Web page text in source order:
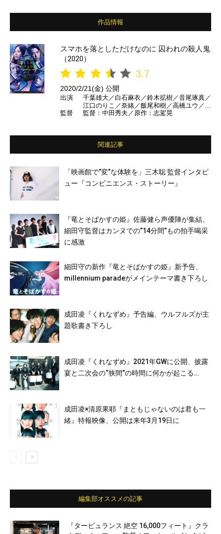
作品情報
スマホを落としただけなのに 囚われの殺人鬼
（2020）
3.7
2020/2/21(金) 公開
出演
千葉雄大／白石麻衣／鈴木拡樹／音尾琢真／
江口のりこ／奈緒／飯尾和樹／高橋ユウ／k
o-dai／平子祐希／谷川りさこ／アキラ100%
監督 監督：中田秀夫／原作：志駕晃
関連記事
「映画館で”変”な体験を」三木聡 監督インタビ
ュー『コンビニエンス・ストーリー』
『竜とそばかすの姫』佐藤健ら声優陣が集結、
細田守監督はカンヌでの”14分間”もの拍手喝采
に感激
細田守の新作『竜とそばかすの姫』新予告、
millennium paradeがメインテーマ書き下ろし
成田凌『くれなずめ』予告編、ウルフルズが主
題歌書き下ろし
成田凌『くれなずめ』2021年GWに公開、披露
宴と二次会の“狭間”の時間に何かが起こる…
成田凌×清原果耶『まともじゃないのは君も一
緒』特報映像、公開は来年3月19日に
編集部オススメの記事
『タービュランス 絶空 16,000フィート』クラ